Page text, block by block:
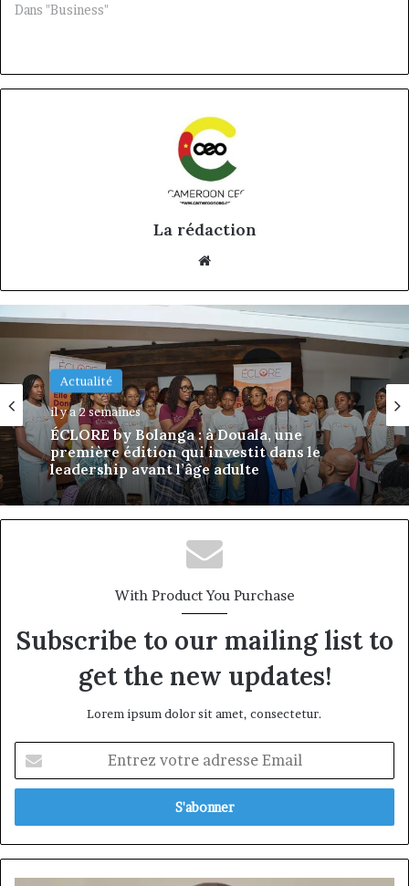
Dans "Business"
La rédaction
Actualité
il y a 2 semaines
ÉCLORE by Bolanga : à Douala, une
première édition qui investit dans le
Actualité
il y a 2 semaines
DÉCLIC Business : à Douala, une première
édition qui attaque le talon d’Achille des
PME camerounaises
With Product You Purchase
Subscribe to our mailing list to
get the new updates!
Lorem ipsum dolor sit amet, consectetur.
votre
adresse